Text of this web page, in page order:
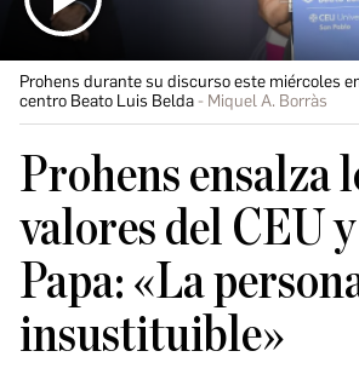
Prohens durante su discurso este miércoles
centro Beato Luis Belda
Miquel A. Borràs
Prohens ensalza
valores del CEU
Papa: «La
insustituible»